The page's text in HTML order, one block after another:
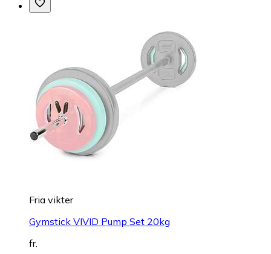
Fria vikter
Gymstick VIVID Pump Set 20kg
fr.